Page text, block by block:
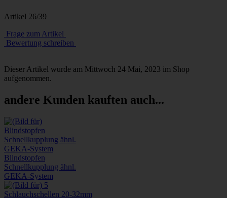
Artikel 26/39
Frage zum Artikel
Bewertung schreiben
Dieser Artikel wurde am Mittwoch 24 Mai, 2023 im Shop
aufgenommen.
andere Kunden kauften auch...
Blindstopfen
Schnellkupplung ähnl.
GEKA-System